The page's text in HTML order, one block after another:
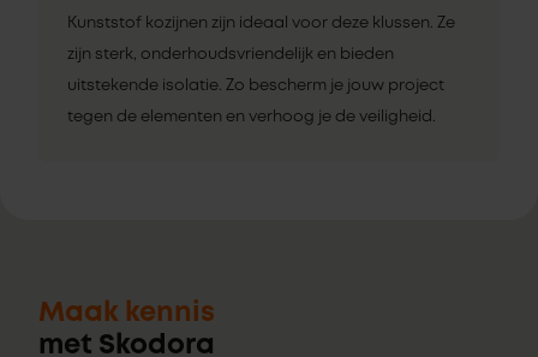
Kunststof kozijnen zijn ideaal voor deze klussen. Ze
zijn sterk, onderhoudsvriendelijk en bieden
uitstekende isolatie. Zo bescherm je jouw project
tegen de elementen en verhoog je de veiligheid.
Maak kennis
met Skodora